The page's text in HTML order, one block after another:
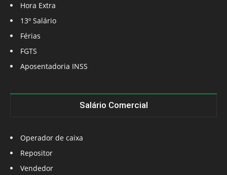
Hora Extra
13º Salário
Férias
FGTS
Aposentadoria INSS
Salário Comercial
Operador de caixa
Repositor
Vendedor